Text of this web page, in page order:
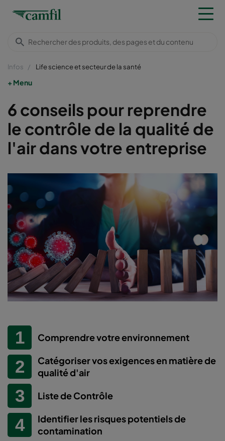
Infos Life science et secteur de la santé
Menu
6 conseils pour reprendre
le contrôle de la qualité de
l'air dans votre entreprise
Comprendre votre environnement
Catégoriser vos exigences en matière de
qualité d'air
Liste de Contrôle
Identifier les risques potentiels de
contamination